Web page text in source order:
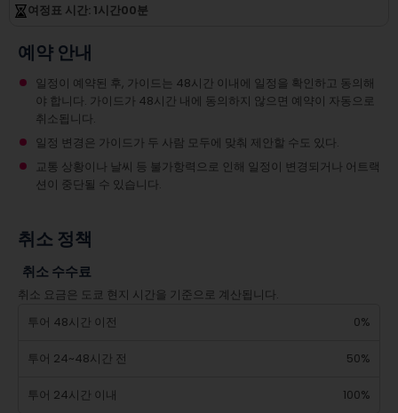
여정표 시간: 1시간00분
예약 안내
일정이 예약된 후, 가이드는 48시간 이내에 일정을 확인하고 동의해
야 합니다. 가이드가 48시간 내에 동의하지 않으면 예약이 자동으로
취소됩니다.
일정 변경은 가이드가 두 사람 모두에 맞춰 제안할 수도 있다.
교통 상황이나 날씨 등 불가항력으로 인해 일정이 변경되거나 어트랙
션이 중단될 수 있습니다.
취소 정책
취소 수수료
취소 요금은 도쿄 현지 시간을 기준으로 계산됩니다.
투어 48시간 이전
0%
투어 24~48시간 전 50%
투어 24시간 이내
100%